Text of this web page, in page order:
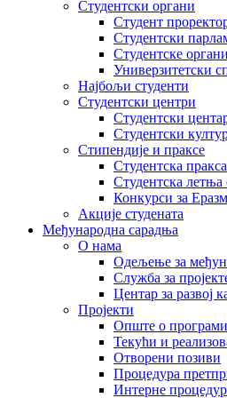
Студентски органи
Студент
Студентски
Студентске
Универзитетски
Најбољи студенти
Студентски центри
Студентски
Студентски
Стипендије и праксе
Студентска пракса
Студентска летња
Конкурси за
Акције студената
Међународна сарадња
О нама
Одељење за
Служба за
Центар за развој
Пројекти
Опште о
Текући и
Отворени позиви
Процедура
Интерне